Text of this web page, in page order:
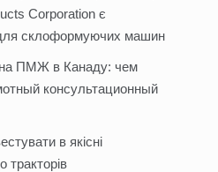
Corporation є
склоформуючих машин
ПМЖ в Канаду: чем
консультационный
в якісні
тракторів